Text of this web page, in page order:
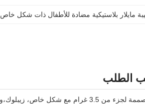
مايلار بلاستيكية مضادة للأطفال ذات شكل خاص
الطلب
لتغليف المنتجات المتفوقة.